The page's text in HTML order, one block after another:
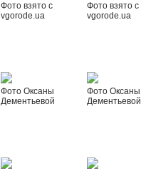
Фото взято с
vgorode.ua
Фото взято с
vgorode.ua
Фото Оксаны
Дементьевой
Фото Оксаны
Дементьевой